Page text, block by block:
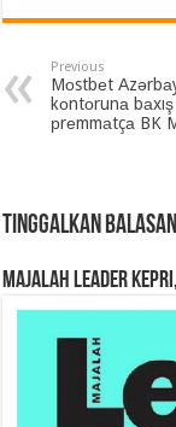
Previous
Mоstbеt
kоntоrunа
рrеmmаtçа BK
Tinggalkan Balasan
MAJALAH LEADER